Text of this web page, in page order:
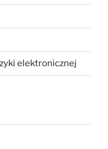
elektronicznej